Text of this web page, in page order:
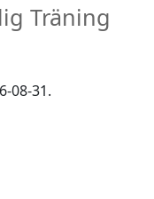
Träning
08-31.